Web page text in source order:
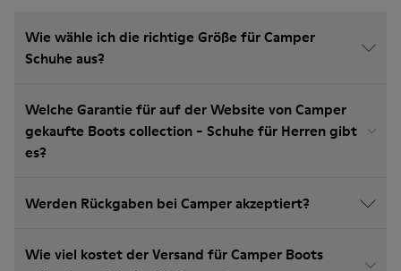
Wie wähle ich die richtige Größe für Camper
Schuhe aus?
Welche Garantie für auf der Website von Camper
gekaufte Boots collection - Schuhe für Herren gibt
es?
Werden Rückgaben bei Camper akzeptiert?
Wie viel kostet der Versand für Camper Boots